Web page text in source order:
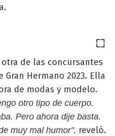
de las concursantes
Gran Hermano 2023. Ella
de modas y modelo.
otro tipo de cuerpo.
Pero ahora dije basta.
muy mal humor", reveló.